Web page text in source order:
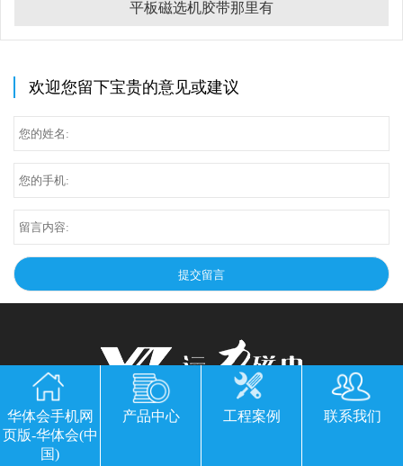
平板磁选机胶带那里有
欢迎您留下宝贵的意见或建议
华体会手机网页版-华体会(中国)
公司地址：山东临朐县经济开发区北环路
华体会手机网
页版-华体会(中
国)
产品中心 工程案例 联系我们